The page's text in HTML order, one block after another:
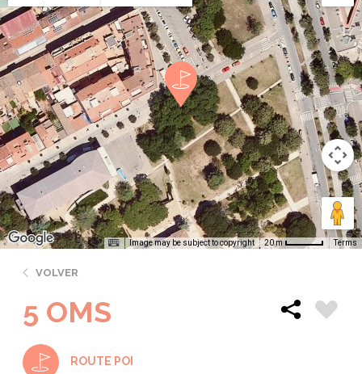
Image may be subject to copyright 20 m Terms
VOLVER
5 OMS
ROUTE POI